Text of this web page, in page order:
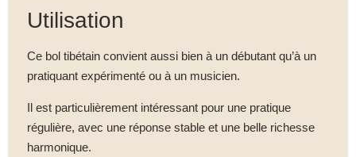
Utilisation
Ce bol tibétain convient aussi bien à un débutant qu’à un
pratiquant expérimenté ou à un musicien.
Il est particulièrement intéressant pour une pratique
régulière, avec une réponse stable et une belle richesse
harmonique.